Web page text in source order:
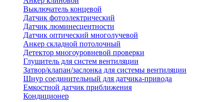
Выключатель концевой
Датчик фотоэлектрический
Датчик люминесцентности
Датчик оптический многолучевой
Анкер складной потолочный
Детектор многоуровневой проверки
Глушитель для систем вентиляции
Затвор/клапан/заслонка для системы вентиляции
Шнур соединительный для датчика-привода
Емкостной датчик приближения
Кондиционер